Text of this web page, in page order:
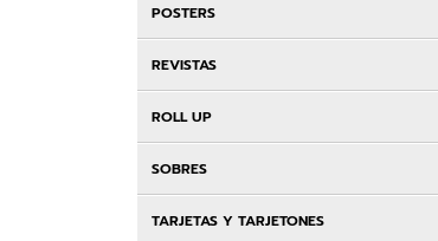
POSTERS
REVISTAS
ROLL UP
SOBRES
TARJETAS Y TARJETONES